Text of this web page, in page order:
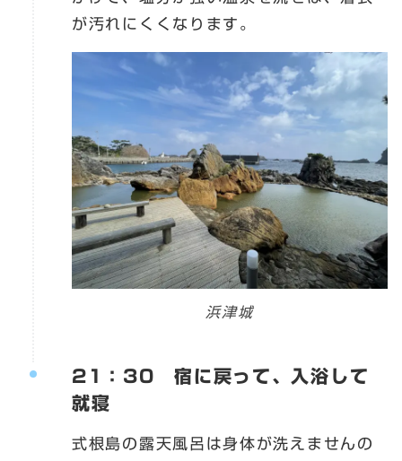
が汚れにくくなります。
浜津城
21：30 宿に戻って、入浴して
就寝
式根島の露天風呂は身体が洗えませんの